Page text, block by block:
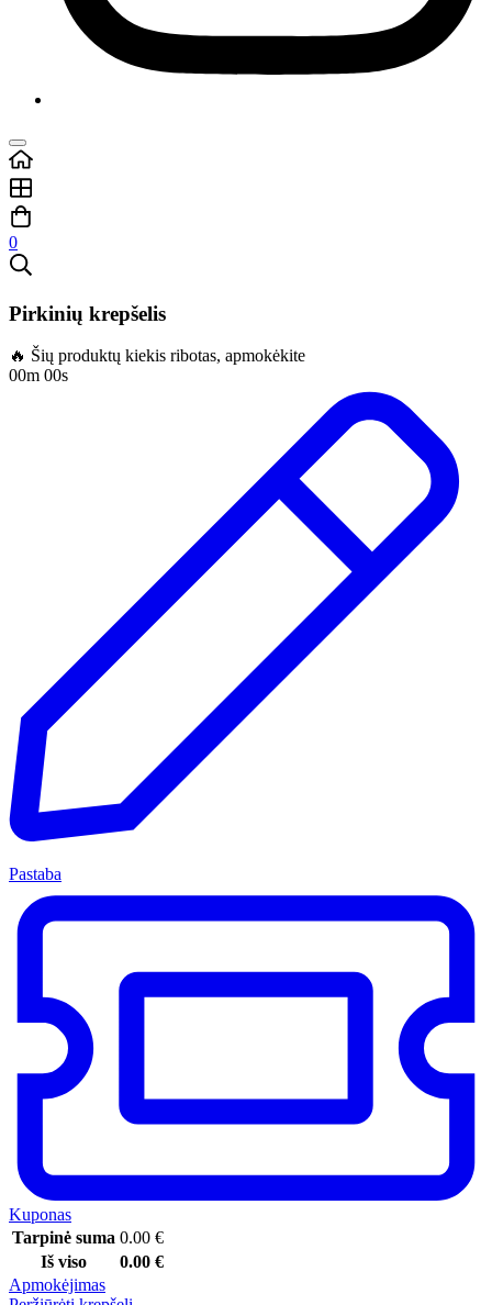
0
Pirkinių krepšelis
🔥 Šių produktų kiekis ribotas, apmokėkite
00m 00s
Pastaba
Kuponas
Tarpinė suma 0.00 €
Iš viso
0.00 €
Apmokėjimas